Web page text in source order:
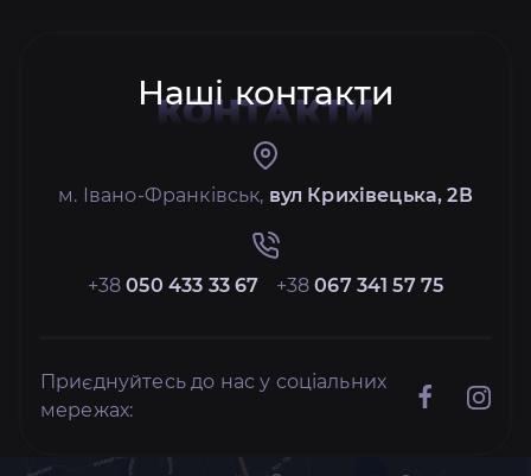
Наші контакти
КОНТАКТИ
м. Івано-Франківськ, вул Крихівецька, 2В
+38050 433 33 67 +38067 341 57 75
Приєднуйтесь до нас у соціальних
мережах: